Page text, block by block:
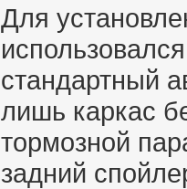
Для
стандартный
лишь каркас
тормозной
задний